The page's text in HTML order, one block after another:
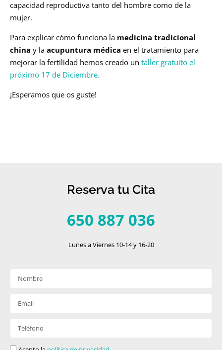
capacidad reproductiva tanto del hombre como de la
mujer.
Para explicar cómo funciona la medicina tradicional
china y la acupuntura médica en el tratamiento para
mejorar la fertilidad hemos creado un taller gratuito el
próximo 17 de Diciembre.
¡Esperamos que os guste!
Reserva tu Cita
650 887 036
Lunes a Viernes 10-14 y 16-20